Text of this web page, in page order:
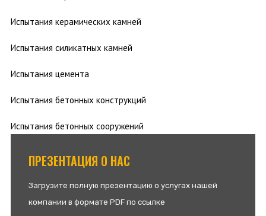
Испытания керамических камней
Испытания силикатных камней
Испытания цемента
Испытания бетонных конструкций
Испытания бетонных сооружений
ПРЕЗЕНТАЦИЯ О НАС
Загрузите полную презентацию о услугах нашей
компании в формате PDF по ссылке